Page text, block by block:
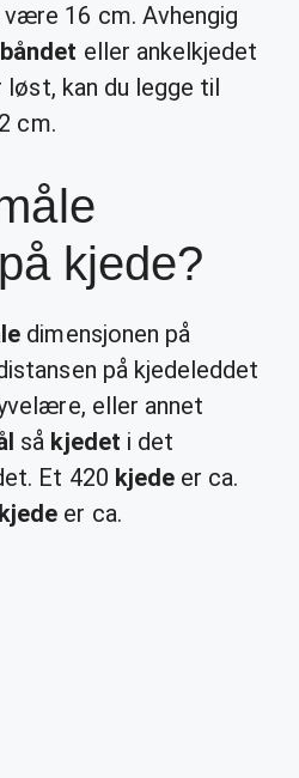
16 cm. Avhengig
eller ankelkjedet
kan du legge til
cm.
kjede?
dimensjonen på
på kjedeleddet
eller annet
så kjedet i det
Et 420 kjedeer ca.
kjede er ca.